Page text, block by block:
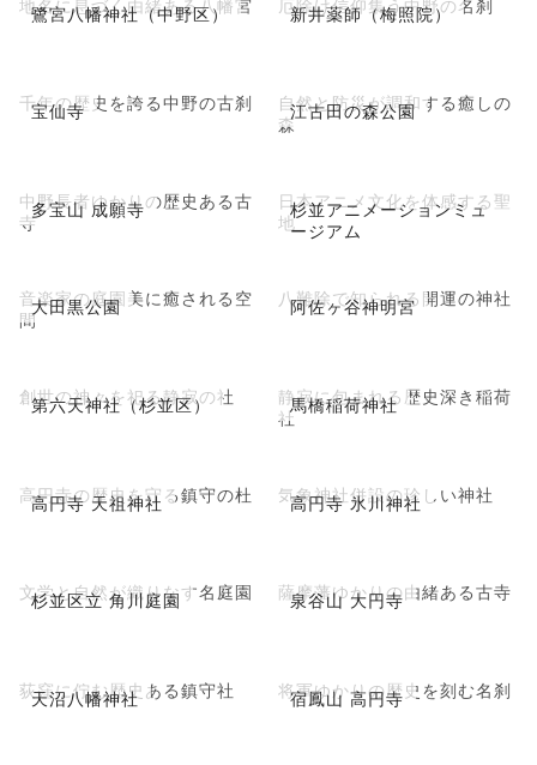
鷺宮八幡神社（中野区） 新井薬師（梅照院）
宝仙寺
千年の歴史を誇る中野の古刹 江古田の森公園
自然と防災が調和する癒しの
森
多宝山 成願寺
中野長者ゆかりの歴史ある古
寺
杉並アニメーションミュ
ージアム
日本アニメ文化を体感する聖
地
大田黒公園
音楽家の庭園美に癒される空
間
阿佐ヶ谷神明宮
八難除で知られる開運の神社
第六天神社（杉並区）
創世の神々を祀る静寂の社 馬橋稲荷神社
静寂に包まれる歴史深き稲荷
社
高円寺 天祖神社
高円寺の歴史を守る鎮守の杜 高円寺 氷川神社
気象神社併設の珍しい神社
杉並区立 角川庭園
文学と自然が織りなす名庭園 泉谷山 大円寺
薩摩藩ゆかりの由緒ある古寺
天沼八幡神社
荻窪に佇む歴史ある鎮守社 宿鳳山 高円寺
将軍ゆかりの歴史を刻む名刹